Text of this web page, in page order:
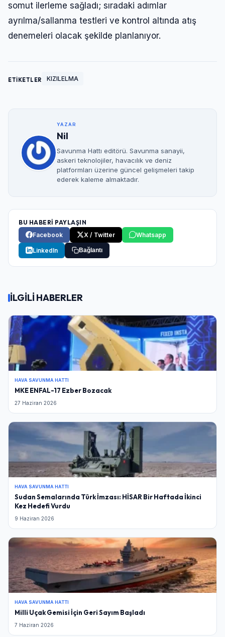
somut ilerleme sağladı; sıradaki adımlar
ayrılma/sallanma testleri ve kontrol altında atış
denemeleri olacak şekilde planlanıyor.
ETİKETLER KIZILELMA
YAZAR
Nil
Savunma Hattı editörü. Savunma sanayii,
askeri teknolojiler, havacılık ve deniz
platformları üzerine güncel gelişmeleri takip
ederek kaleme almaktadır.
BU HABERİ PAYLAŞIN
Facebook
X / Twitter Whatsapp
LinkedIn Bağlantı
İLGİLİ HABERLER
HAVA SAVUNMA HATTI
MKE ENFAL-17 Ezber Bozacak
27 Haziran 2026
HAVA SAVUNMA HATTI
Sudan Semalarında Türk İmzası: HİSAR Bir Haftada İkinci
Kez Hedefi Vurdu
9 Haziran 2026
HAVA SAVUNMA HATTI
Milli Uçak Gemisi İçin Geri Sayım Başladı
7 Haziran 2026
Şifre